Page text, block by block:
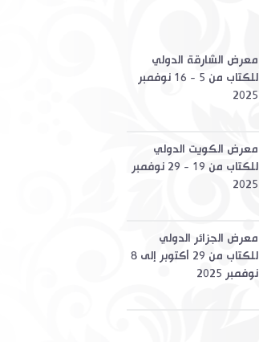
معرض الشارقة الدولي
للكتاب من 5 - 16 نوفمبر
2025
معرض الكويت الدولي
للكتاب من 19 - 29 نوفمبر
2025
معرض الجزائر الدولي
للكتاب من 29 أكتوبر إلى 8
نوفمبر 2025